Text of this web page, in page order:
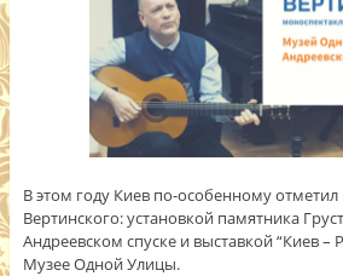
В этом году Киев по-особенному
Вертинского: установкой памятника
Андреевском спуске и выставкой “Киев –
Музее Одной Улицы.